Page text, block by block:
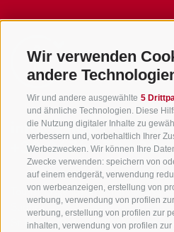
Wir verwenden
andere
Wir und andere ausgewählte 5
und ähnliche Technologien. Diese
die Nutzung digitaler Inhalte zu
verbessern und, vorbehaltlich Ihrer
Werbezwecken. Wir können Ihre
Zwecke verwenden: speichern von
auf einem endgerät, verwendung
von werbeanzeigen, erstellung von
werbung, verwendung von profilen
werbung, erstellung von profilen zur
inhalten, verwendung von profilen
info@gsieser-tal.com
+39 0474 978 436
Tourismusgenossenschaft
Südtirol
St. Martin 10a I-39030 Gsiesertal